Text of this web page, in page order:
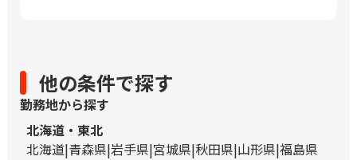
他の条件で探す
勤務地から探す
北海道・東北
北海道 青森県 岩手県 宮城県 秋田県 山形県 福島県